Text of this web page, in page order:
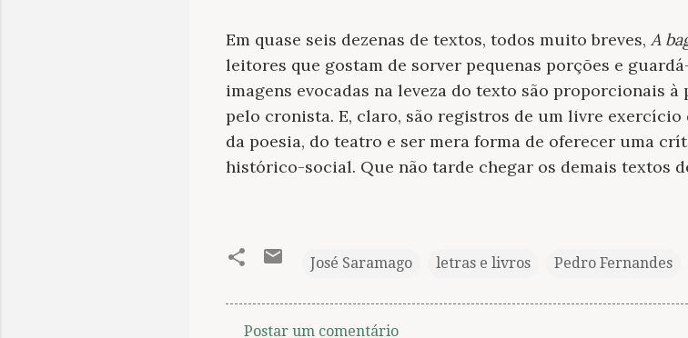
Em quase seis dezenas de textos, todos muito breves, A
leitores que gostam de sorver pequenas porções e
imagens evocadas na leveza do texto são proporcionais
pelo cronista. E, claro, são registros de um livre
da poesia, do teatro e ser mera forma de oferecer uma
histórico-social. Que não tarde chegar os demais textos
José Saramago letras e livros Pedro Fernandes
Postar um comentário